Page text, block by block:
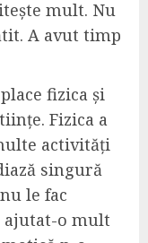
mult. Nu
A avut timp
fizica și
Fizica a
activități
singură
le fac
ajutat-o mult